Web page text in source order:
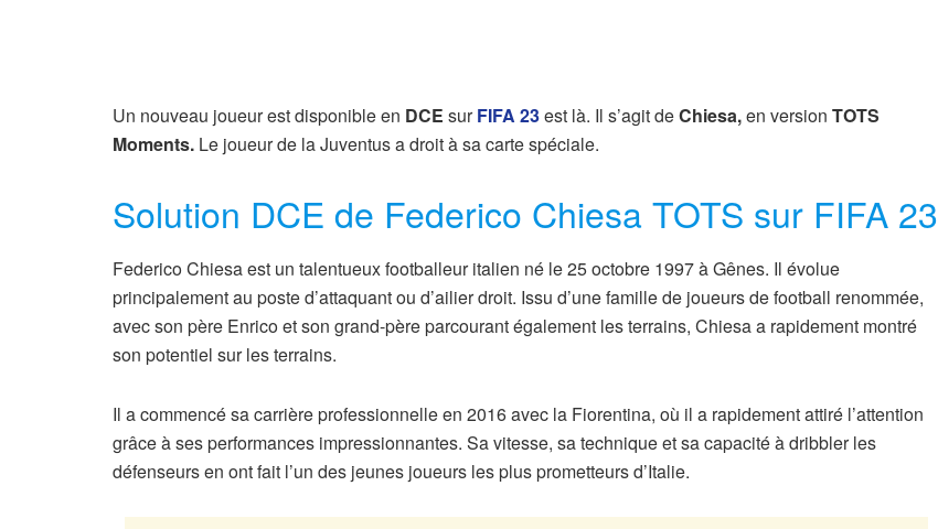
Un nouveau joueur est disponible en DCE surFIFA 23est là. Il s’agit deChiesa,en version TOTS
Moments. Le joueur de la Juventus a droit à sa carte spéciale.
Solution DCE de Federico Chiesa TOTS sur FIFA 23
Federico Chiesa est un talentueux footballeur italien né le 25 octobre 1997 à Gênes. Il évolue
principalement au poste d’attaquant ou d’ailier droit. Issu d’une famille de joueurs de football renommée,
avec son père Enrico et son grand-père parcourant également les terrains, Chiesa a rapidement montré
son potentiel sur les terrains.
Il a commencé sa carrière professionnelle en 2016 avec la Fiorentina, où il a rapidement attiré l’attention
grâce à ses performances impressionnantes. Sa vitesse, sa technique et sa capacité à dribbler les
défenseurs en ont fait l’un des jeunes joueurs les plus prometteurs d’Italie.